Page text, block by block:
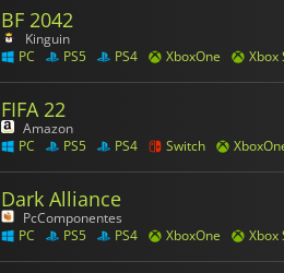
BF 2042
Kinguin
PC
PS5 PS4 XboxOne Xbox
FIFA 22
Amazon
PC
PS5 PS4 Switch
Dark Alliance
PcComponentes
PC
PS5 PS4 XboxOne Xbox